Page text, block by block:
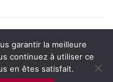
caractère personnel
garantir la meilleure
continuez à utiliser ce
en êtes satisfait.